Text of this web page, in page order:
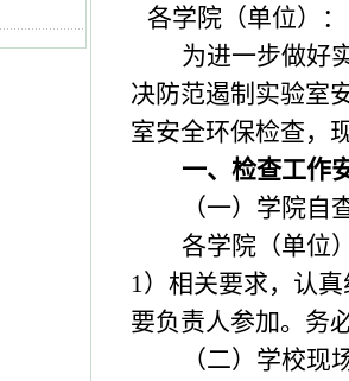
各学院（单位）：
为进一步做好
决防范遏制实验室
室安全环保检查，
一、检查工作
（一）学院自
各学院（单位
1 ）相关要求，认
要负责人参加。务
（二）学校现